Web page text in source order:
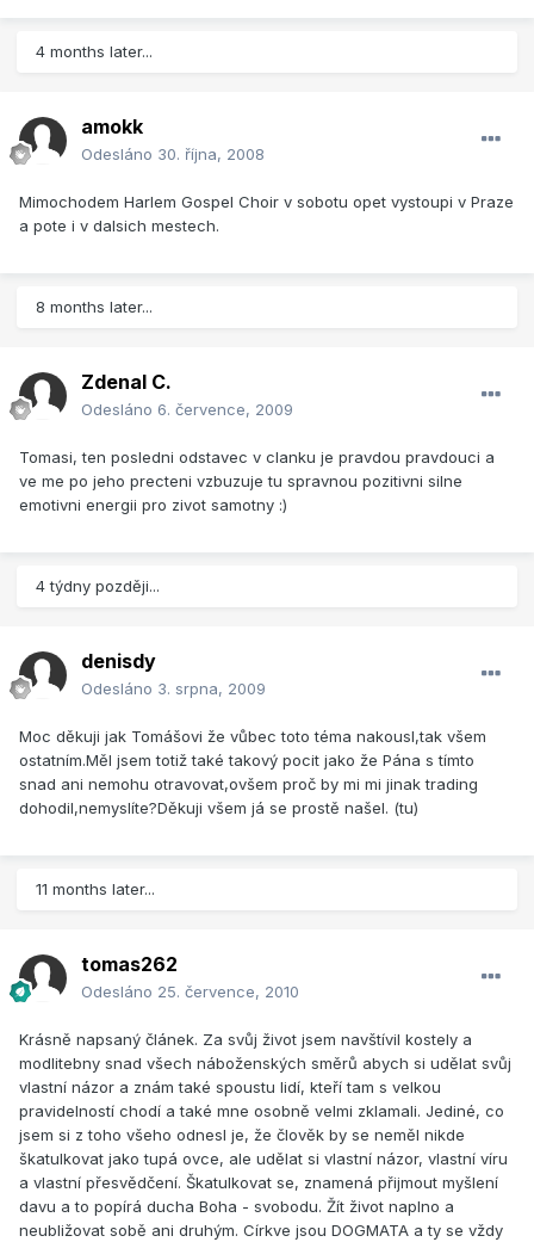
4 months later...
amokk
Odesláno 30. října, 2008
Mimochodem Harlem Gospel Choir v sobotu opet vystoupi v Praze
a pote i v dalsich mestech.
8 months later...
Zdenal C.
Odesláno 6. července, 2009
Tomasi, ten posledni odstavec v clanku je pravdou pravdouci a
ve me po jeho precteni vzbuzuje tu spravnou pozitivni silne
emotivni energii pro zivot samotny :)
4 týdny později...
denisdy
Odesláno 3. srpna, 2009
Moc děkuji jak Tomášovi že vůbec toto téma nakousl,tak všem
ostatním.Měl jsem totiž také takový pocit jako že Pána s tímto
snad ani nemohu otravovat,ovšem proč by mi mi jinak trading
dohodil,nemyslíte?Děkuji všem já se prostě našel. (tu)
11 months later...
tomas262
Odesláno 25. července, 2010
Krásně napsaný článek. Za svůj život jsem navštívil kostely a
modlitebny snad všech náboženských směrů abych si udělat svůj
vlastní názor a znám také spoustu lidí, kteří tam s velkou
pravidelností chodí a také mne osobně velmi zklamali. Jediné, co
jsem si z toho všeho odnesl je, že člověk by se neměl nikde
škatulkovat jako tupá ovce, ale udělat si vlastní názor, vlastní víru
a vlastní přesvědčení. Škatulkovat se, znamená přijmout myšlení
davu a to popírá ducha Boha - svobodu. Žít život naplno a
neubližovat sobě ani druhým. Církve jsou DOGMATA a ty se vždy